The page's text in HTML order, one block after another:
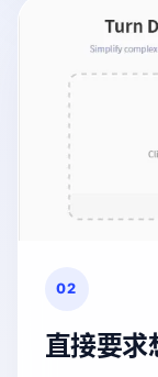
02
直接要求